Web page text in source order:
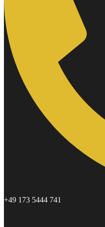
+49 173 5444 741